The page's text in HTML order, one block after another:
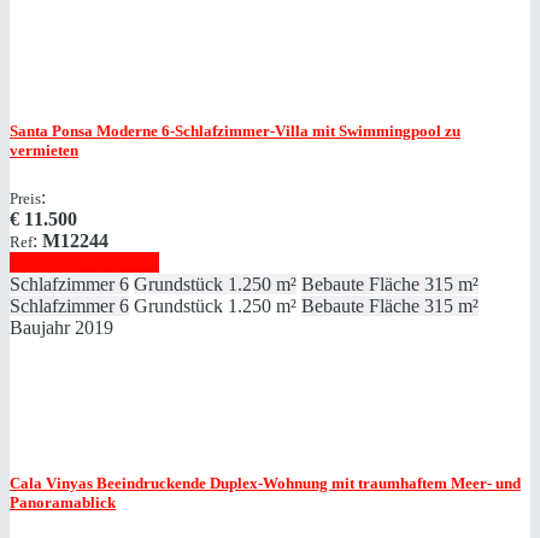
Santa Ponsa Moderne 6-Schlafzimmer-Villa mit Swimmingpool zu
vermieten
Preis:
€ 11.500
Ref: M12244
Schlafzimmer 6 Grundstück 1.250 m² Bebaute Fläche 315 m²
Schlafzimmer 6 Grundstück 1.250 m² Bebaute Fläche 315 m²
Baujahr 2019
Cala Vinyas Beeindruckende Duplex-Wohnung mit traumhaftem Meer- und
Panoramablick